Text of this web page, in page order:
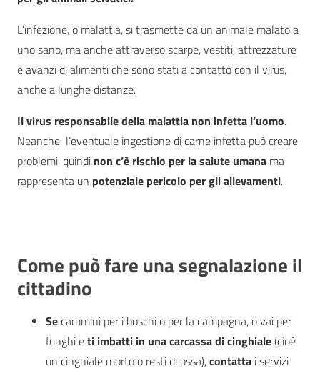
L’infezione, o malattia, si trasmette da un animale malato a
uno sano, ma anche attraverso scarpe, vestiti, attrezzature
e avanzi di alimenti che sono stati a contatto con il virus,
anche a lunghe distanze.
Il virus responsabile della malattia non infetta l’uomo.
Neanche l’eventuale ingestione di carne infetta può creare
problemi, quindi non c’è rischio per la salute umana ma
rappresenta un potenziale pericolo per gli allevamenti.
Come può fare una segnalazione il
cittadino
Secammini per i boschi o per la campagna, o vai per
funghi eti imbatti in una carcassa di cinghiale(cioè
un cinghiale morto o resti di ossa),contatta i servizi